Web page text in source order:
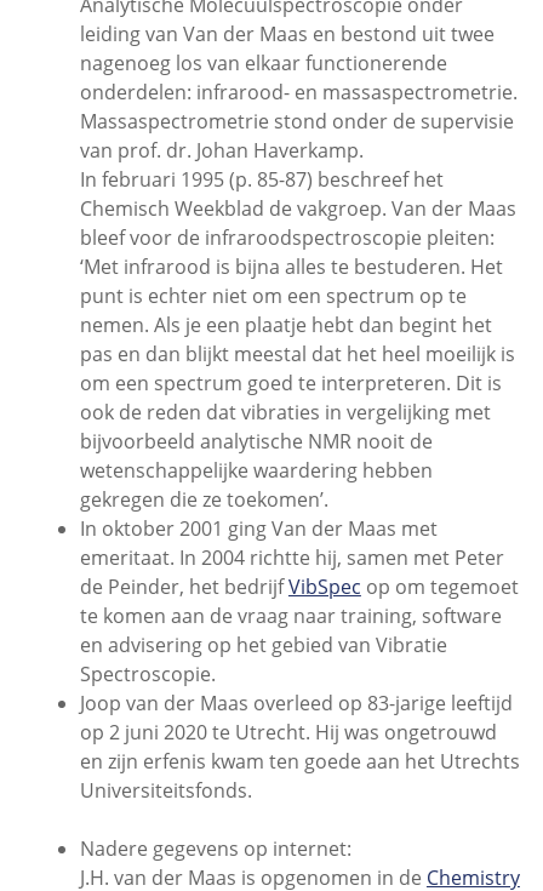
leiding van Van der Maas en bestond uit twee
nagenoeg los van elkaar functionerende
onderdelen: infrarood- en massaspectrometrie.
Massaspectrometrie stond onder de supervisie
van prof. dr. Johan Haverkamp.
In februari 1995 (p. 85-87) beschreef het
Chemisch Weekblad de vakgroep. Van der Maas
bleef voor de infraroodspectroscopie pleiten:
‘Met infrarood is bijna alles te bestuderen. Het
punt is echter niet om een spectrum op te
nemen. Als je een plaatje hebt dan begint het
pas en dan blijkt meestal dat het heel moeilijk is
om een spectrum goed te interpreteren. Dit is
ook de reden dat vibraties in vergelijking met
bijvoorbeeld analytische NMR nooit de
wetenschappelijke waardering hebben
gekregen die ze toekomen’.
In oktober 2001 ging Van der Maas met
emeritaat. In 2004 richtte hij, samen met Peter
de Peinder, het bedrijfVibSpec op om tegemoet
te komen aan de vraag naar training, software
en advisering op het gebied van Vibratie
Spectroscopie.
Joop van der Maas overleed op 83-jarige leeftijd
op 2 juni 2020 te Utrecht. Hij was ongetrouwd
en zijn erfenis kwam ten goede aan het Utrechts
Universiteitsfonds.
Nadere gegevens op internet:
J.H. van der Maas is opgenomen in de Chemistry